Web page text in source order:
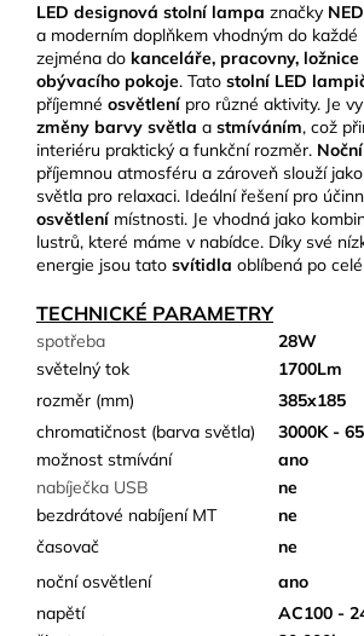
LED designová stolní lampa značky
a moderním doplňkem vhodným do každé
zejména do kanceláře, pracovny, ložnice
obývacího pokoje. Tato stolní LED
příjemné osvětlenípro různé aktivity. Je
změny barvy světla a stmíváním, což
interiéru praktický a funkční rozměr.
příjemnou atmosféru a zároveň slouží
světla pro relaxaci. Ideální řešení pro
osvětlenímístnosti. Je vhodná jako
lustrů, které máme v nabídce. Díky své
energie jsou tato svítidla oblíbená po
TECHNICKÉ PARAMETRY
spotřeba
28W
světelný tok
1700Lm
rozměr (mm)
385x185
chromatičnost (barva světla)
3000K -
možnost stmívání
ano
nabíječka USB
ne
bezdrátové nabíjení MT
ne
časovač
ne
noční osvětlení
ano
napětí
AC100 -